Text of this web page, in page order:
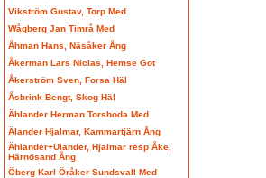
Vikström Gustav, Torp Med
Wågberg Jan Timrå Med
Åhman Hans, Näsåker Ång
Åkerman Lars Niclas, Hemse Got
Åkerström Sven, Forsa Häl
Åsbrink Bengt, Skog Häl
Ählander Herman Torsboda Med
Älander Hjalmar, Kammartjärn Ång
Ählander+Ulander, Hjalmar resp Åke,
Härnösand Ång
Öberg Karl Öråker Sundsvall Med